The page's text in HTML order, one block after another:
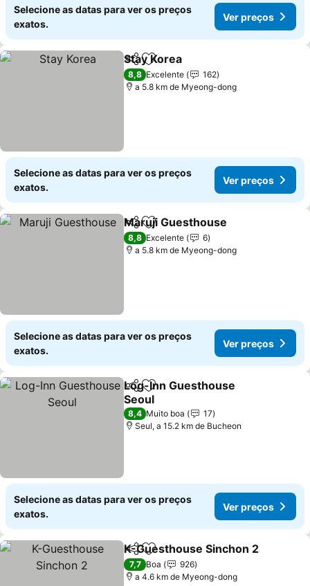
Selecione as datas para ver os preços
exatos.
Ver preços
PartilharAdicionar aos favoritos
Stay Korea
8,8 Excelente
162
a 5.8 km de Myeong-dong
Selecione as datas para ver os preços
exatos.
Ver preços
PartilharAdicionar aos favoritos
Maruji Guesthouse
8,8 Excelente
6
a 5.8 km de Myeong-dong
Selecione as datas para ver os preços
exatos.
Ver preços
PartilharAdicionar aos favoritos
Log-Inn Guesthouse
Seoul
Ver preços
8,4 Muito boa
17
Seul, a 15.2 km de Bucheon
Selecione as datas para ver os preços
exatos.
Ver preços
PartilharAdicionar aos favoritos
K-Guesthouse Sinchon 2
7,7 Boa
926
a 4.6 km de Myeong-dong